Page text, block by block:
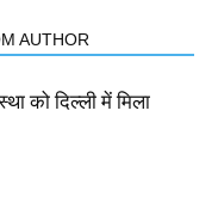
AUTHOR
को दिल्ली में मिला